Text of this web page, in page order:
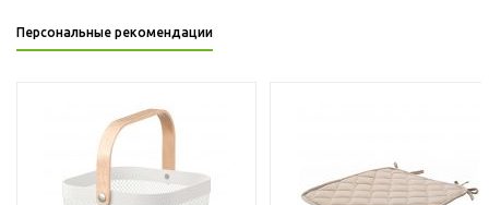
Персональные рекомендации